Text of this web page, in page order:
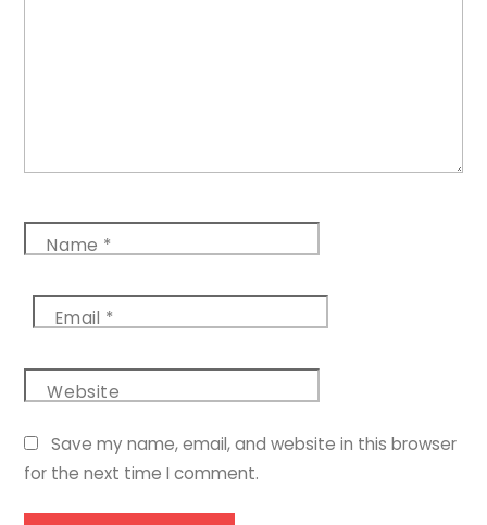
Name *
Email *
Website
Save my name, email, and website in this browser
for the next time I comment.